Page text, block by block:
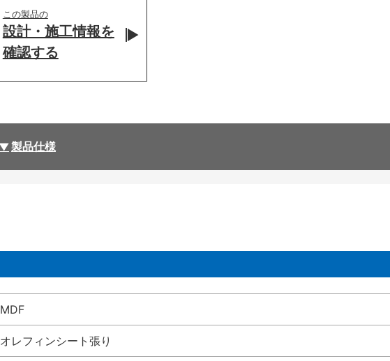
この製品の
設計・施工情報を
確認する
製品仕様
MDF
オレフィンシート張り